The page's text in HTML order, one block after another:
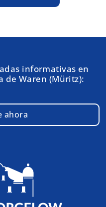
informativas en
de Waren (Müritz):
ahora